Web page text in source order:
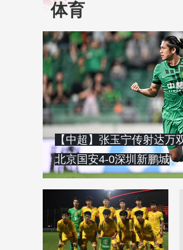
体育
【中超】张玉宁传射达万
北京国安4-0深圳新鹏城